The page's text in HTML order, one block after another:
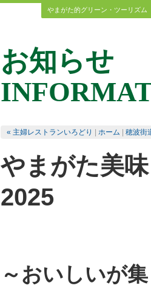
お知らせ
やまがた的グリーン・ツーリズム
« 主婦レストランいろどり ホーム 穂波街
やまがた美
2025
～おいしいが